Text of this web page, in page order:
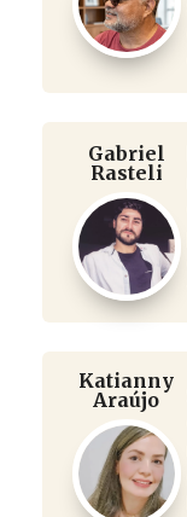
Gabriel
Rasteli
Katianny
Araújo